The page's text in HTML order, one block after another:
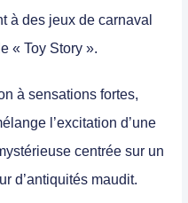
à des jeux de carnaval
« Toy Story ».
à sensations fortes,
l’excitation d’une
centrée sur un
d’antiquités maudit.